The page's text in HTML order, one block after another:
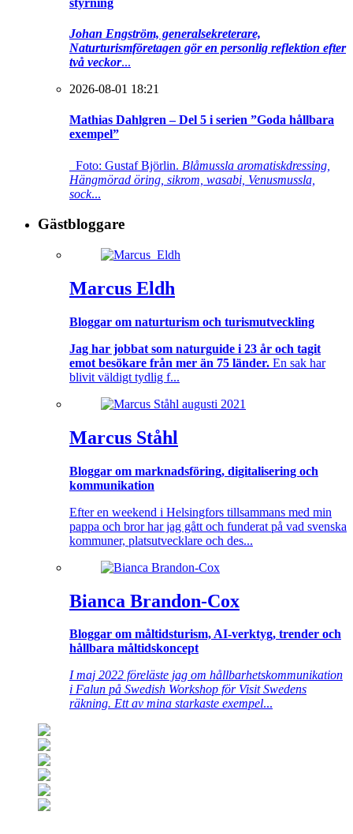
Johan Engström, generalsekreterare,
Naturturismföretagen gör en personlig reflektion efter
två veckor...
2026-08-01 18:21
Mathias Dahlgren – Del 5 i serien ”Goda hållbara
exempel”
Foto: Gustaf Björlin. Blåmussla aromatiskdressing,
Hängmörad öring, sikrom, wasabi, Venusmussla,
sock...
Gästbloggare
Marcus Eldh
Bloggar om naturturism och turismutveckling
Jag har jobbat som naturguide i 23 år och tagit
emot besökare från mer än 75 länder. En sak har
blivit väldigt tydlig f...
Marcus Ståhl
Bloggar om marknadsföring, digitalisering och
kommunikation
Efter en weekend i Helsingfors tillsammans med min
pappa och bror har jag gått och funderat på vad svenska
kommuner, platsutvecklare och des...
Bianca Brandon-Cox
Bloggar om måltidsturism, AI-verktyg, trender och
hållbara måltidskoncept
I maj 2022 föreläste jag om hållbarhetskommunikation
i Falun på Swedish Workshop för Visit Swedens
räkning. Ett av mina starkaste exempel...